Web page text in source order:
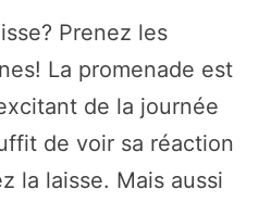
Prenez les
La promenade est
de la journée
de voir sa réaction
la laisse. Mais aussi